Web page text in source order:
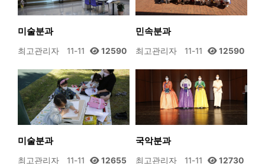
미술분과
최고관리자 11-11 12590
민속분과
최고관리자 11-11 12590
미술분과
최고관리자 11-11 12655
국악분과
최고관리자 11-11 12730